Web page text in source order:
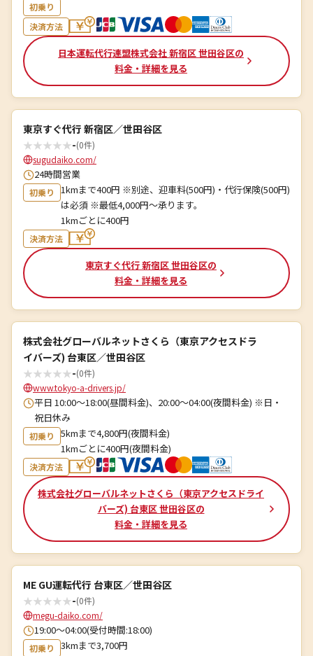
初乗り
決済方法
日本運転代行連盟株式会社 新宿区 世田谷区の
料金・詳細を見る
東京すぐ代行 新宿区／世田谷区
★★★★★-(0件)
sugudaiko.com/
24時間営業
初乗り
1kmまで400円 ※別途、迎車料(500円)・代行保険(500円)
は必須 ※最低4,000円～承ります。
1kmごとに400円
決済方法
東京すぐ代行 新宿区 世田谷区の
料金・詳細を見る
株式会社グローバルネットさくら（東京アクセスドラ
イバーズ) 台東区／世田谷区
★★★★★-(0件)
www.tokyo-a-drivers.jp/
平日 10:00～18:00(昼間料金)、20:00～04:00(夜間料金) ※日・
祝日休み
初乗り
5kmまで4,800円(夜間料金)
1kmごとに400円(夜間料金)
決済方法
株式会社グローバルネットさくら（東京アクセスドライ
バーズ) 台東区 世田谷区の
料金・詳細を見る
ME GU運転代行 台東区／世田谷区
★★★★★-(0件)
megu-daiko.com/
19:00〜04:00(受付時間:18:00)
初乗り
3kmまで3,700円